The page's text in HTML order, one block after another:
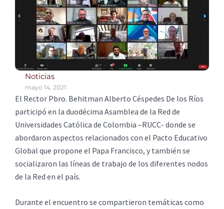
Noticias
mayo 14, 2021
El Rector Pbro. Behitman Alberto Céspedes De los Ríos
participó en la duodécima Asamblea de la Red de
Universidades Católica de Colombia –RUCC- donde se
abordaron aspectos relacionados con el Pacto Educativo
Global que propone el Papa Francisco, y también se
socializaron las líneas de trabajo de los diferentes nodos
de la Red en el país.
Durante el encuentro se compartieron temáticas como